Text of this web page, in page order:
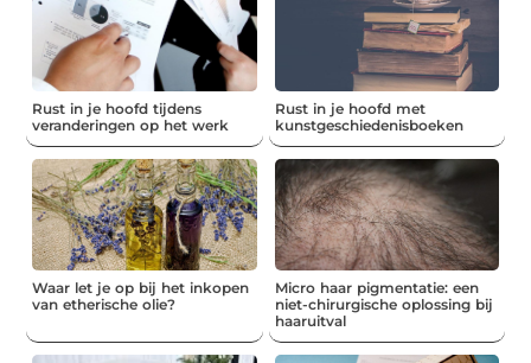
Rust in je hoofd tijdens
veranderingen op het werk
Rust in je hoofd met
kunstgeschiedenisboeken
Waar let je op bij het inkopen
van etherische olie?
Micro haar pigmentatie: een
niet-chirurgische oplossing bij
haaruitval